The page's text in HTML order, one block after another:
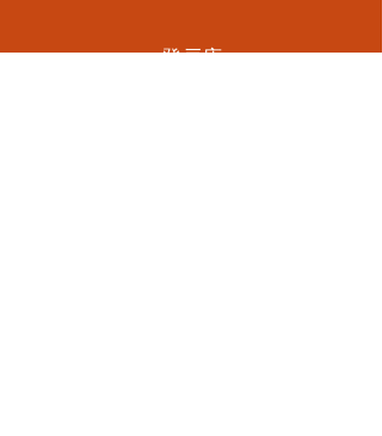
​登戸店